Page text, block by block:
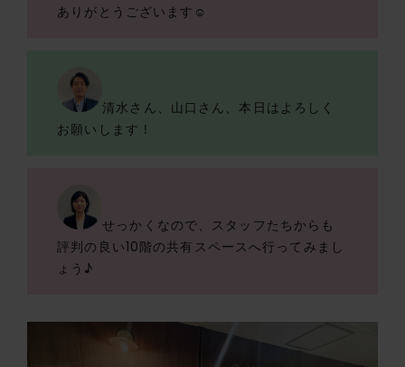
ありがとうございます☺️
清水さん、山口さん、本日はよろしく
お願いします！
せっかくなので、スタッフたちからも
評判の良い10階の共有スペースへ行ってみまし
ょう♪